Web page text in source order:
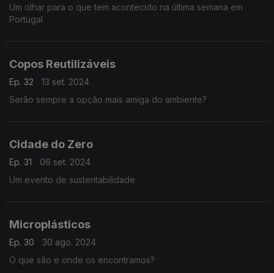
Um olhar para o que tem acontecido na última semana em
Portugal
Copos Reutilizáveis
Ep. 32
13 set. 2024
Serão sempre a opção mais amiga do ambiente?
Cidade do Zero
Ep. 31
06 set. 2024
Um evento de sustentabilidade
Microplásticos
Ep. 30
30 ago. 2024
O que são e onde os encontramos?